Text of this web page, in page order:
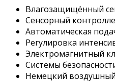
Влагозащищённый
Сенсорный
Автоматическая
Регулировка
Электромагнитный
Системы
Немецкий